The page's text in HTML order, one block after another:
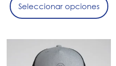
Seleccionar opciones